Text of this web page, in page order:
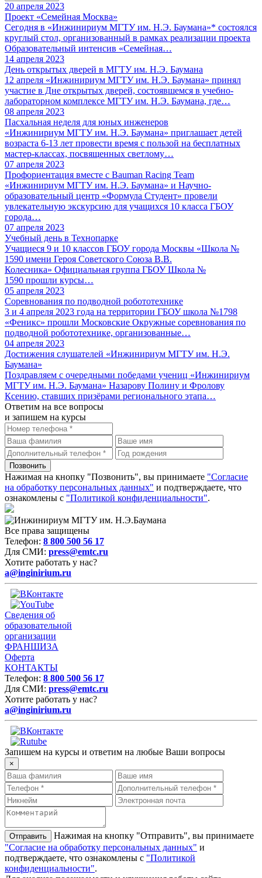
20 апреля 2023
Проект «Семейная Москва»
Сегодня в «Инжинириум МГТУ им. Н.Э. Баумана»* состоялся
круглый стол, организованный в рамках реализации проекта
Образовательный интенсив «Семейная…
14 апреля 2023
День открытых дверей в МГТУ им. Н.Э. Баумана
12 апреля «Инжинириум МГТУ им. Н.Э. Баумана» принял
участие в Дне открытых дверей, состоявшемся в учебно-
лабораторном комплексе МГТУ им. Н.Э. Баумана, где…
08 апреля 2023
Пасхальная неделя для юных инженеров
«Инжинириум МГТУ им. Н.Э. Баумана» приглашает детей
возраста 6-13 лет провести время с пользой на бесплатных
мастер-классах, посвященных светлому…
07 апреля 2023
Профориентация вместе с Bauman Racing Team
«Инжинириум МГТУ им. Н.Э. Баумана» и Научно-
образовательный центр «Формула Студент» провели
увлекательную экскурсию для учащихся 10 класса ГБОУ
города…
07 апреля 2023
Учебный день в Технопарке
Учащиеся 9 и 10 классов ГБОУ города Москвы «Школа №
1590 имени Героя Советского Союза В.В.
Колесника» Официальная группа ГБОУ Школа №
1590 прошли курсы…
05 апреля 2023
Соревнования по подводной робототехнике
3 и 4 апреля 2023 года на территории ГБОУ школа №1798
«Феникс» прошли Московские Окружные соревнования по
подводной робототехнике, организованные…
04 апреля 2023
Достижения слушателей «Инжинириум МГТУ им. Н.Э.
Баумана»
Поздравляем с очередными победами учениц «Инжинириум
МГТУ им. Н.Э. Баумана» Назарову Полину и Фролову
Ксению, ставших призёрами регионального этапа…
Ответим на все вопросы
и запишем на курсы
Нажимая на кнопку "Позвонить", вы принимаете "Согласие
на обработку персональных данных" и подтверждаете, что
ознакомлены с "Политикой конфиденциальности".
Все права защищены
Телефон: 8 800 500 56 17
Для СМИ: press@emtc.ru
Хотите работать у нас?
a@inginirium.ru
Сведения об
образовательной
организации
ФРАНШИЗА
Оферта
КОНТАКТЫ
Телефон: 8 800 500 56 17
Для СМИ: press@emtc.ru
Хотите работать у нас?
a@inginirium.ru
Запишем на курсы и ответим на любые Ваши вопросы
×
Нажимая на кнопку "Отправить", вы принимаете
"Согласие на обработку персональных данных" и
подтверждаете, что ознакомлены с "Политикой
конфиденциальности".